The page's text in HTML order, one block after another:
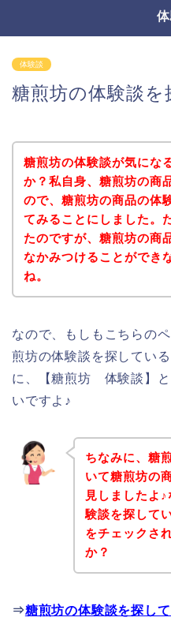
体験談
糖煎坊の体験談
糖煎坊の体験談が気にな
か？私自身、糖煎坊の商
ので、糖煎坊の商品の体
てみることにしました。
たのですが、糖煎坊の商
なかみつけることができ
ね。
なので、もしもこちらの
煎坊の体験談を探してい
に、【糖煎坊 体験談】
いですよ♪
ちなみに、糖
いて糖煎坊の
見しましたよ
験談を探して
をチェックさ
か？
⇒糖煎坊の体験談を探し